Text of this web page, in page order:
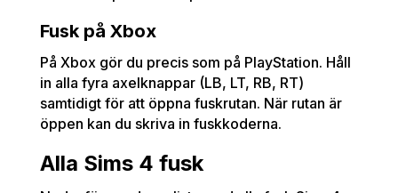
Fusk på Xbox
På Xbox gör du precis som på PlayStation. Håll
in alla fyra axelknappar (LB, LT, RB, RT)
samtidigt för att öppna fuskrutan. När rutan är
öppen kan du skriva in fuskkoderna.
Alla Sims 4 fusk